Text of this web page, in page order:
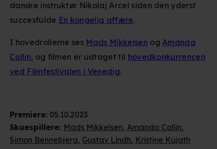
Premiere: 05.10.2023
Skuespillere: Mads Mikkelsen, Amanda Collin,
Simon Bennebjerg, Gustav Lindh, Kristine Kujath
danske instruktør Nikolaj Arcel siden den yderst
succesfulde En kongelig affære.
I hovedrollerne ses Mads Mikkelsen ogAmanda
Collin, og filmen er udtaget til hovedkonkurrencen
ved Filmfestivalen i Venedig.